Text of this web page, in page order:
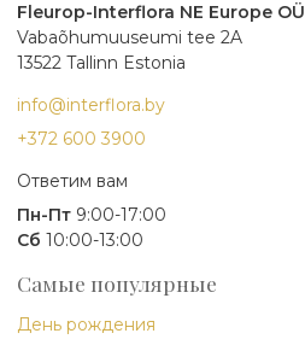
Fleurop-Interflora NE Europe OÜ
Vabaõhumuuseumi tee 2A
13522 Tallinn Estonia
info@interflora.by
+372 600 3900
Ответим вам
Пн-Пт 9:00-17:00
Сб 10:00-13:00
Самые популярные
День рождения